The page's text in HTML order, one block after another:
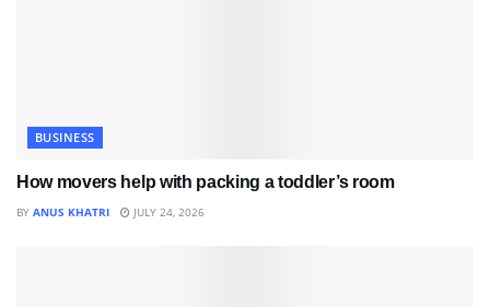
BUSINESS
How movers help with packing a toddler’s room
BY ANUS KHATRI JULY 24, 2026